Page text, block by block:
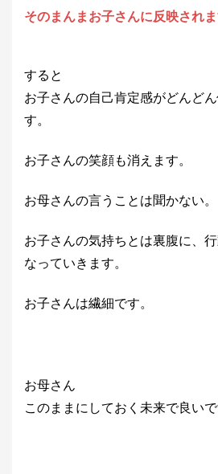
そのまんまお子さんに反映されま
すると
お子さんの自己肯定感がどんど
す。
お子さんの笑顔も消えます。
お母さんの言うことは聞かない。
お子さんの気持ちとは裏腹に、
なっていきます。
お子さんは繊細です。
お母さん
このままにしておく未来で良いで